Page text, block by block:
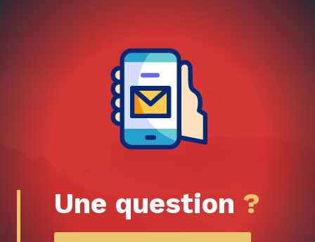
Une question ?